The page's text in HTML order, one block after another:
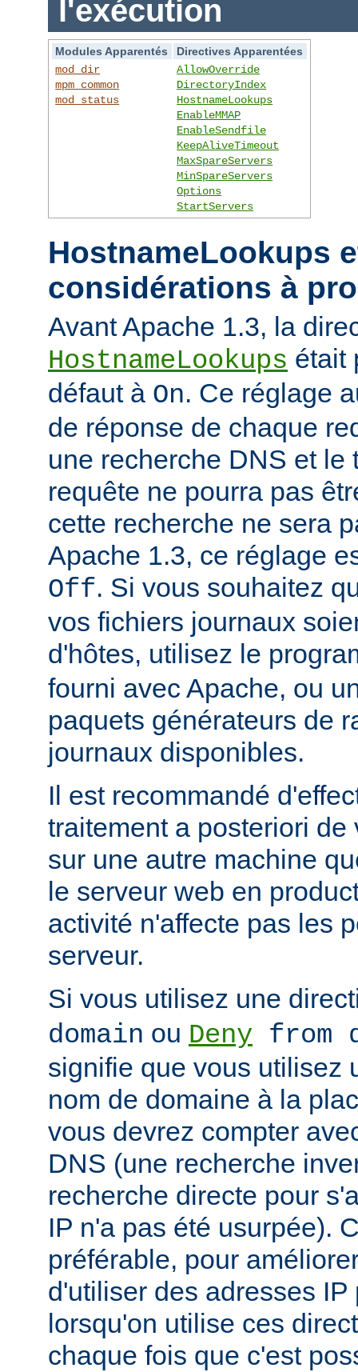
l'exécution
Modules Apparentés
Directives Apparentées
mod_dir
mpm_common
mod_status
AllowOverride
DirectoryIndex
HostnameLookups
EnableMMAP
EnableSendfile
KeepAliveTimeout
MaxSpareServers
MinSpareServers
Options
StartServers
HostnameLookups
considérations à
Avant Apache 1.3, la
HostnameLookups était
défaut à On. Ce réglage
de réponse de chaque
une recherche DNS et le
requête ne pourra pas
cette recherche ne sera
Apache 1.3, ce réglage
Off. Si vous souhaitez
vos fichiers journaux
d'hôtes, utilisez le
fourni avec Apache, ou
paquets générateurs de
journaux disponibles.
Il est recommandé
traitement a posteriori
sur une autre machine
le serveur web en
activité n'affecte pas les
serveur.
Si vous utilisez une
domain ou Deny from
signifie que vous utilisez
nom de domaine à la
vous devrez compter
DNS (une recherche
recherche directe pour
IP n'a pas été usurpée).
préférable, pour
d'utiliser des adresses
lorsqu'on utilise ces
chaque fois que c'est